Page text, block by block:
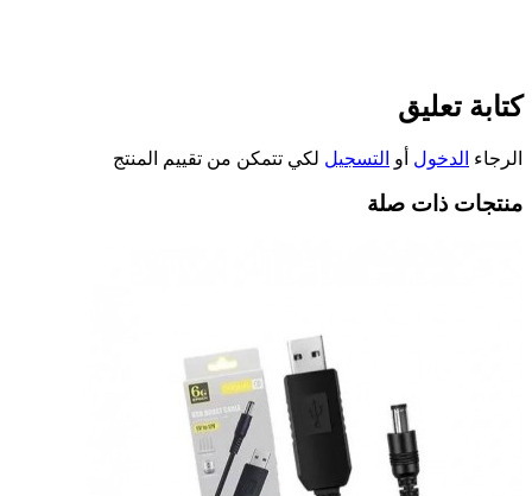
كتابة تعليق
الرجاء الدخول أو التسجيل لكي تتمكن من تقييم المنتج
منتجات ذات صلة